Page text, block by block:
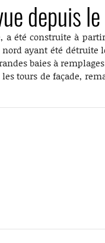
depuis
été construite à
ayant été
baies à
tours de façade,